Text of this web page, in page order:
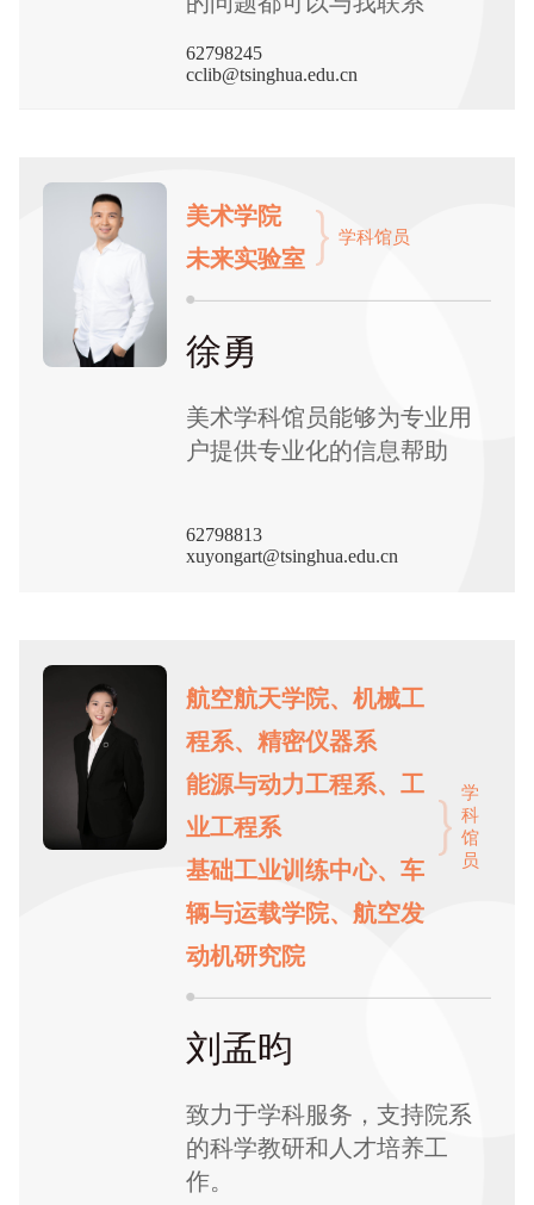
62798245
cclib@tsinghua.edu.cn
美术学院
未来实验室
学科馆员
徐勇
美术学科馆员能够为专业用
户提供专业化的信息帮助
62798813
xuyongart@tsinghua.edu.cn
航空航天学院、机械工
程系、精密仪器系
能源与动力工程系、工
业工程系
基础工业训练中心、车
辆与运载学院、航空发
动机研究院
学
科
馆
员
刘孟昀
致力于学科服务，支持院系
的科学教研和人才培养工
作。